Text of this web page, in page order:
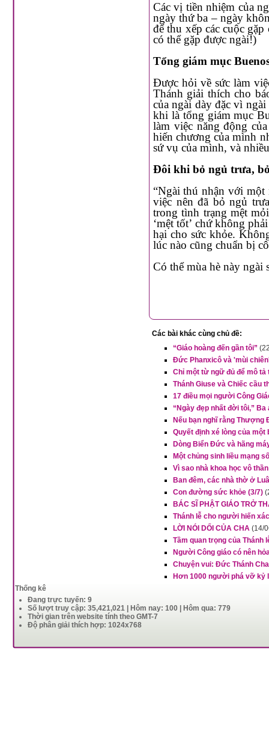
Các vị tiền nhiệm của ngài mỗi tuần có một ngày “nghỉ”. Theo truyền thống ngày đó là
ngày thứ ba – ngày không ‘làm
để thu xếp các cuộc gặp ở trong danh sách
có thể gặp được ngài!)
Tổng giám mục
Được hỏi về sức làm việc phi thường này, linh mục Lombardi, phát ngôn viên của Tòa
Thánh giải thích cho báo
của ngài dày đặc vì ngài cảm nhận ngài
khi là tổng giám mục Buenos Aires, ngài đã không
làm việc năng động của các tu sĩ Dòng Tên mà Thánh I-Nhã đã định nghĩa trong
hiến chương của mình như ‘thợ trong vườn nho của Chúa’. Ngài tận hiến hoàn toàn cho
sứ vụ của mình, và
Đôi khi bỏ ngủ trưa,
“Ngài thú nhận với một nhóm chủng sinh, đôi khi ngài không có thì giờ làm cho xong
việc nên đã bỏ ngủ trưa
trong tình trạng mệt mỏi để khỏi
‘mệt tốt’ chứ không phải loại ‘mệt không tốt’
hại cho sức khỏe. Không phải lúc nào cha cũng làm tốt, cha là kẻ có tội và
lúc nào cũng
Có thể mùa hè này
Các bài khác cùng chủ đề:
“Giáo hoàng đến gần tôi”
Đức Phanxicô và 'mùi
Chỉ một từ ngữ đủ để mô
Thánh Giuse và Chiếc cầu
17 điều mọi người Công
“Ngày đẹp nhất đời tôi,”
Nếu bạn nghĩ rằng Thượng
Quyết định xé lòng của
Dòng Biển Đức và hãng
Một chủng sinh liều mạng
Vì sao nhà khoa học vô
Ban đêm, các nhà thờ ở
Con đường sức khỏe (3/7)
BÁC SĨ PHẬT GIÁO TRỞ
Thánh lễ cho người hiến
LỜI NÓI DỐI CỦA CHA (14/
Tầm quan trọng của Thánh
Người Công giáo có nên
Chuyện vui: Đức Thánh
Hơn 1000 người phá vỡ kỷ
Thống kê
Đang trực tuyến: 9
Số lượt truy cập: 35,421,021 | Hôm nay: 100 | Hôm qua: 779
Thời gian trên website tính theo GMT-7
Độ phân giải thích hợp: 1024x768